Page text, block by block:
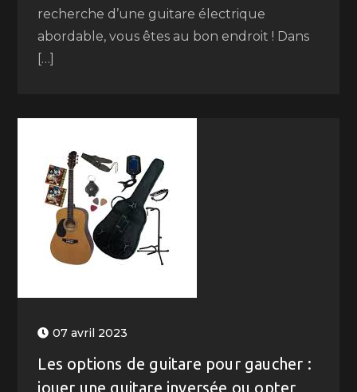
recherche d’une guitare électrique
abordable, vous êtes au bon endroit ! Dans
[…]
07 avril 2023
Les options de guitare pour gaucher :
jouer une guitare inversée ou opter